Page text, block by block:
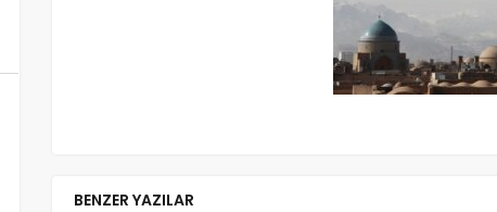
BENZER YAZILAR